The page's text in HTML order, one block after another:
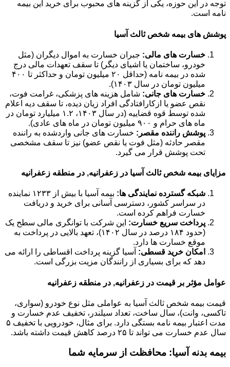
توجه در این حوزه، یکی از گزینه های محبوب برای خرید این بیمه
نامه است.
پوشش های بیمه شخص ثالث آسیا
خسارت های مالی: جبران خسارت به اموال دیگران (مثل
خودرو، ساختمان یا اشیای دیگر) تا سقف تعهدات مالی درج
شده در بیمه نامه (حداقل ۲۰ میلیون تومان و حداکثر تا ۴۰۰
میلیون تومان در سال ۱۴۰۳).
خسارت های جانی: شامل هزینه های پزشکی، غرامت فوت،
نقص عضو یا ازکارافتادگی افراد زیان دیده، تا سقف دیه اعلام
شده توسط قوه قضاییه (در سال ۱۴۰۳، ۱.۲ میلیارد تومان در
ماه های حرام و ۹۰۰ میلیون تومان در ماه های عادی).
پوشش راننده مقصر: خسارت های جانی واردشده به راننده
مقصر حادثه (مثل فوت یا نقص عضو) نیز تا سقف مشخصی
تحت پوشش قرار می گیرد.
مزایای بیمه شخص ثالث آسیا در زعفرانیه, در منطقه زعفرانیه
شبکه گسترده نمایندگی ها:
بیمه آسیا با بیش از ۱۲۳۳ نماینده
در سراسر کشور، دسترسی آسانی برای خرید و دریافت
خسارت فراهم کرده است.
پرداخت سریع خسارت: این شرکت با توانگری مالی سطح یک
(حدود ۱۸۴ درصد در سال ۱۴۰۲)، تعهد بالایی در پرداخت به
موقع خسارت ها دارد.
امکان خرید قسطی: آسیا گزینه پرداخت اقساطی را ارائه می
دهد که برای بسیاری از رانندگان مزیت بزرگی است.
عوامل مؤثر بر قیمت در زعفرانیه, در منطقه زعفرانیه
قیمت بیمه شخص ثالث آسیا به عواملی مثل نوع خودرو (سواری،
تاکسی، وانت)، سال ساخت، تعداد سیلندر، تخفیف عدم خسارت و
مدت اعتبار بیمه نامه بستگی دارد. برای مثال، خودرویی با تخفیف ۵
سال عدم خسارت می تواند تا ۲۵ درصد کاهش قیمت داشته باشد.
بیمه بدنه آسیا: محافظت از سرمایه شما